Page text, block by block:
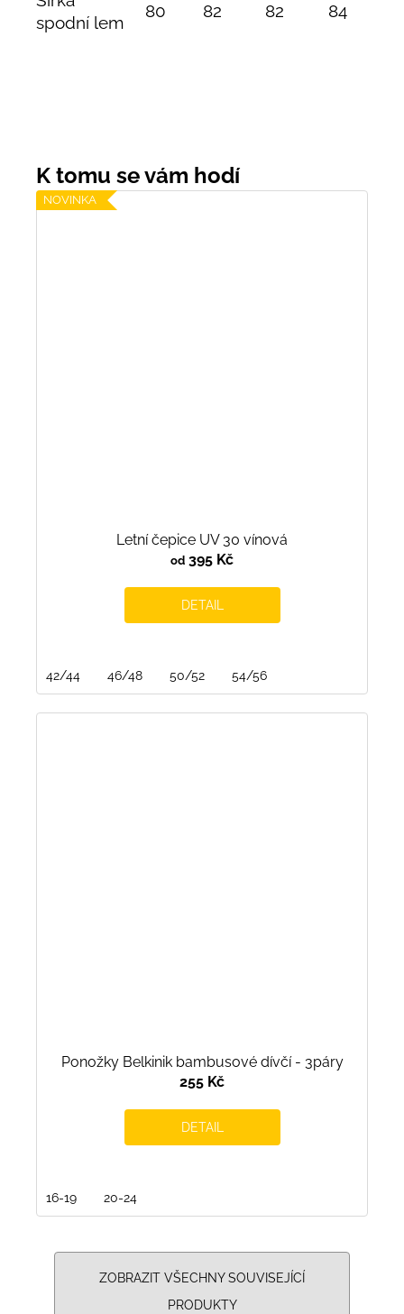
spodní lem
80 82 82 84
NOVINKA
Letní čepice UV 30 vínová
od 395 Kč
DETAIL
42/44 46/48 50/52 54/56
Ponožky Belkinik bambusové dívčí - 3páry
255 Kč
DETAIL
16-19 20-24
ZOBRAZIT VŠECHNY SOUVISEJÍCÍ
PRODUKTY